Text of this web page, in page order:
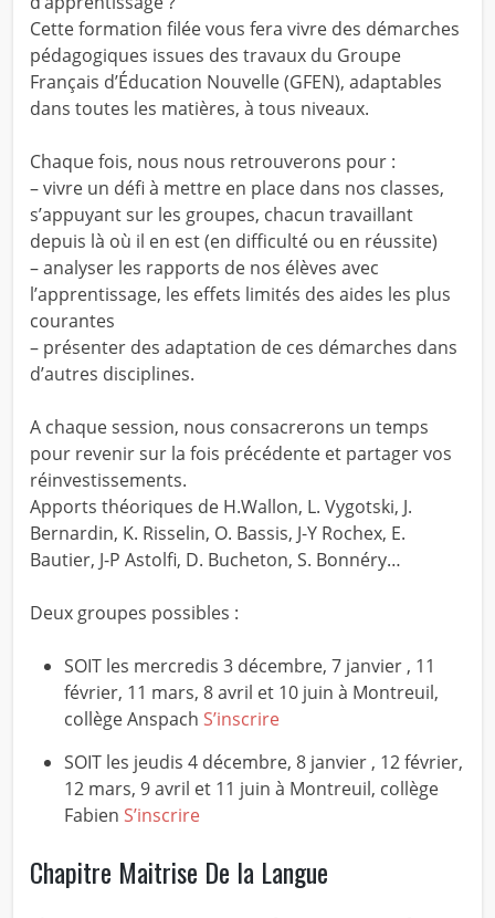
Cette formation filée vous fera vivre des démarches
pédagogiques issues des travaux du Groupe
Français d’Éducation Nouvelle (GFEN), adaptables
dans toutes les matières, à tous niveaux.
Chaque fois, nous nous retrouverons pour :
– vivre un défi à mettre en place dans nos classes,
s’appuyant sur les groupes, chacun travaillant
depuis là où il en est (en difficulté ou en réussite)
– analyser les rapports de nos élèves avec
l’apprentissage, les effets limités des aides les plus
courantes
– présenter des adaptation de ces démarches dans
d’autres disciplines.
A chaque session, nous consacrerons un temps
pour revenir sur la fois précédente et partager vos
réinvestissements.
Apports théoriques de H.Wallon, L. Vygotski, J.
Bernardin, K. Risselin, O. Bassis, J-Y Rochex, E.
Bautier, J-P Astolfi, D. Bucheton, S. Bonnéry…
Deux groupes possibles :
SOIT les mercredis 3 décembre, 7 janvier , 11
février, 11 mars, 8 avril et 10 juin à Montreuil,
collège Anspach S’inscrire
SOIT les jeudis 4 décembre, 8 janvier , 12 février,
12 mars, 9 avril et 11 juin à Montreuil, collège
Fabien S’inscrire
Chapitre Maitrise De la Langue